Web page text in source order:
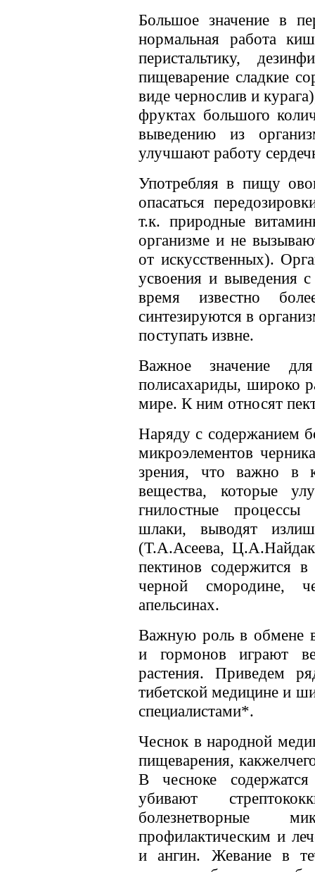
Большое значение в
нормальная работа
перистальтику,
пищеварение сладкие
виде чернослив и
фруктах большого
выведению из
улучшают работу
Употребляя в пищу
опасаться
т.к. природные
организме и не
от искусственных).
усвоения и выведения
время известно
синтезируются в
поступать извне.
Важное значение
полисахариды, широко
мире. К ним относят
Наряду с содержанием
микроэлементов
зрения, что важно в
вещества, которые
гнилостные процессы
шлаки, выводят
(Т.А.Асеева,
пектинов содержится
черной смородине,
апельсинах.
Важную роль в обмене
и гормонов играют
растения. Приведем
тибетской медицине и
специалистами*.
Чеснок в народной
пищеварения,
В чесноке
убивают
болезнетворные
профилактическим и
и ангин. Жевание в